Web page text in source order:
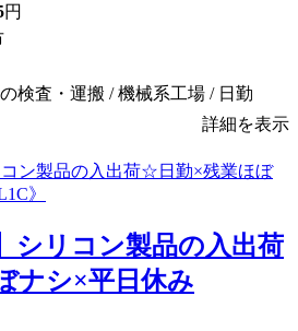
円
検査・運搬 / 機械系工場 / 日勤
詳細を表示
シリコン製品の入出荷
ナシ×平日休み